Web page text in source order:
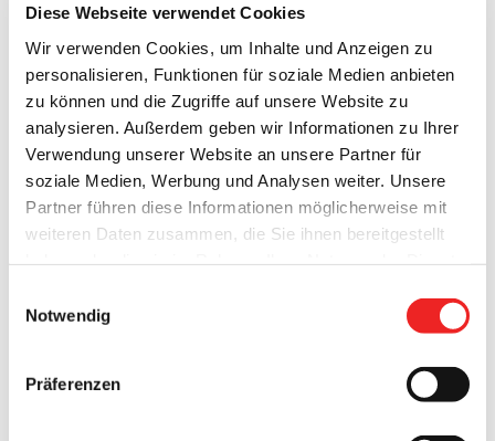
Diese Webseite verwendet Cookies
Wir verwenden Cookies, um Inhalte und Anzeigen zu
personalisieren, Funktionen für soziale Medien anbieten
zu können und die Zugriffe auf unsere Website zu
analysieren. Außerdem geben wir Informationen zu Ihrer
Verwendung unserer Website an unsere Partner für
soziale Medien, Werbung und Analysen weiter. Unsere
Partner führen diese Informationen möglicherweise mit
weiteren Daten zusammen, die Sie ihnen bereitgestellt
werden auch bei der Auswahl von
gesetzt.
Notwendig
Präferenzen
Ralf Deeken ist bereits seit vielen Jahren ein bekanntes
Gesicht im Hafen-Bad Barßel. Der 60-jährige
Schwimmmeistergehilfe feierte nun am 24.12.21 sein 40-
jähriges Jubiläum im öffentlichen Dienst.
Barßeler Rathaus würdigte Bürgermeister Nils Anhuth
gemeinsam mit dem Ersten Gemeinderat Michael Sope und
langjährigen Mitarbeiters und Kollegen.
Bürgermeister Nils Anhuth sagt: „Ich kenne viele Personen,